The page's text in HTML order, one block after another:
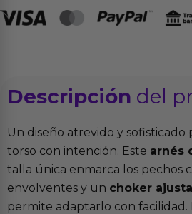
Descripción del
Un diseño atrevido y sofisticado
torso con intención. Este arnés
talla única enmarca los pechos
envolventes y un choker
permite adaptarlo con facilidad.